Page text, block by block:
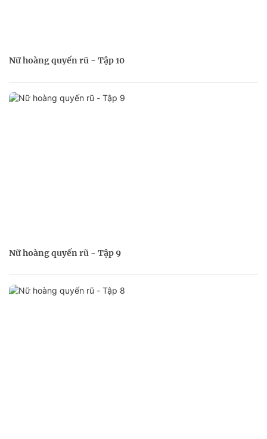
Nữ hoàng quyến rũ - Tập 10
Nữ hoàng quyến rũ - Tập 9